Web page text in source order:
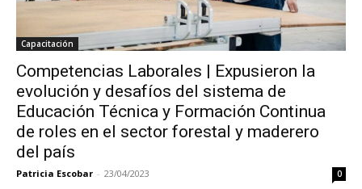
Capacitación
Competencias Laborales | Expusieron la
evolución y desafíos del sistema de
Educación Técnica y Formación Continua
de roles en el sector forestal y maderero
del país
Patricia Escobar - 23/04/2023 0